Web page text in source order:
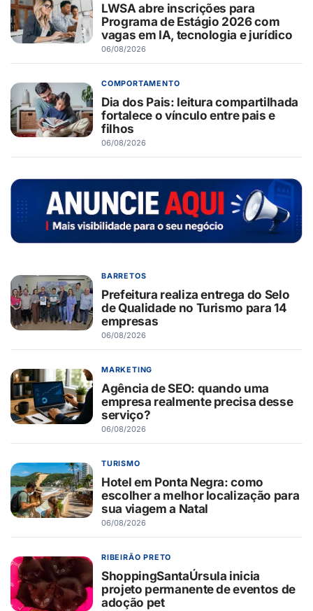
LWSA abre inscrições para
Programa de Estágio 2026 com
vagas em IA, tecnologia e jurídico
06/08/2026
COMPORTAMENTO
Dia dos Pais: leitura compartilhada
fortalece o vínculo entre pais e
filhos
06/08/2026
BARRETOS
Prefeitura realiza entrega do Selo
de Qualidade no Turismo para 14
empresas
06/08/2026
MARKETING
Agência de SEO: quando uma
empresa realmente precisa desse
serviço?
06/08/2026
TURISMO
Hotel em Ponta Negra: como
escolher a melhor localização para
sua viagem a Natal
06/08/2026
RIBEIRÃO PRETO
ShoppingSantaÚrsula inicia
projeto permanente de eventos de
adoção pet